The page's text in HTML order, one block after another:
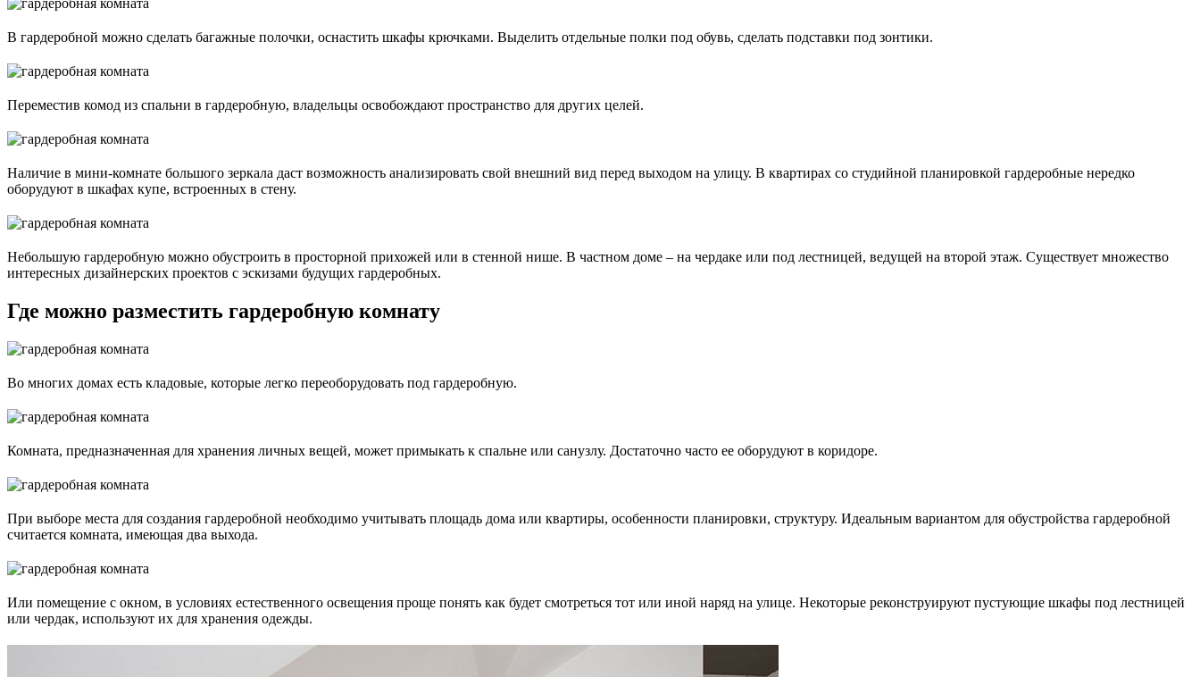
В гардеробной можно сделать багажные полочки, оснастить шкафы крючками. Выделить отдельные полки под обувь, сделать подставки под зонтики.
Переместив комод из спальни в гардеробную, владельцы освобождают пространство для других целей.
Наличие в мини-комнате большого зеркала даст возможность анализировать свой внешний вид перед выходом на улицу. В квартирах со студийной планировкой гардеробные нередко
оборудуют в шкафах купе, встроенных в стену.
Небольшую гардеробную можно обустроить в просторной прихожей или в стенной нише. В частном доме – на чердаке или под лестницей, ведущей на второй этаж. Существует множество
интересных дизайнерских проектов с эскизами будущих гардеробных.
Где можно разместить гардеробную комнату
Во многих домах есть кладовые, которые легко переоборудовать под гардеробную.
Комната, предназначенная для хранения личных вещей, может примыкать к спальне или санузлу. Достаточно часто ее оборудуют в коридоре.
При выборе места для создания гардеробной необходимо учитывать площадь дома или квартиры, особенности планировки, структуру. Идеальным вариантом для обустройства гардеробной
считается комната, имеющая два выхода.
Или помещение с окном, в условиях естественного освещения проще понять как будет смотреться тот или иной наряд на улице. Некоторые реконструируют пустующие шкафы под лестницей
или чердак, используют их для хранения одежды.